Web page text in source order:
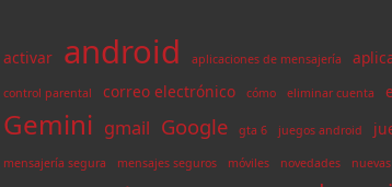
activar android aplicaciones de mensajería
control parental correo electrónico cómo eliminar cuenta
Gemini gmail Google gta 6 juegos android
mensajería segura mensajes seguros móviles novedades